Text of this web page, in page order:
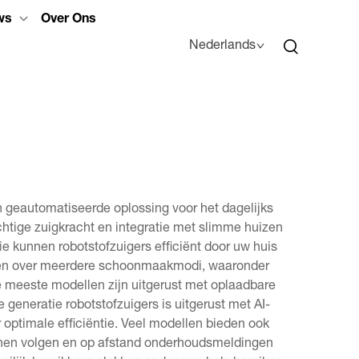
Over Ons
Nederlands
oplossing voor het dagelijks
zuigkracht en integratie met slimme huizen
kunnen robotstofzuigers efficiënt door uw huis
over meerdere schoonmaakmodi, waaronder
modellen zijn uitgerust met oplaadbare
generatie robotstofzuigers is uitgerust met AI-
efficiëntie. Veel modellen bieden ook
volgen en op afstand onderhoudsmeldingen